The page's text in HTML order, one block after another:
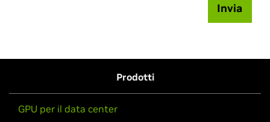
Invia
Prodotti
GPU per il data center